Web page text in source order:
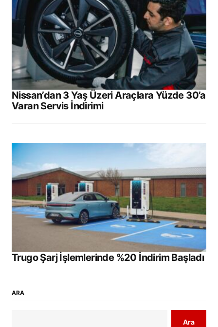
Nissan’dan 3 Yaş Üzeri Araçlara Yüzde 30’a
Varan Servis İndirimi
Trugo Şarj İşlemlerinde %20 İndirim Başladı
ARA
Ara